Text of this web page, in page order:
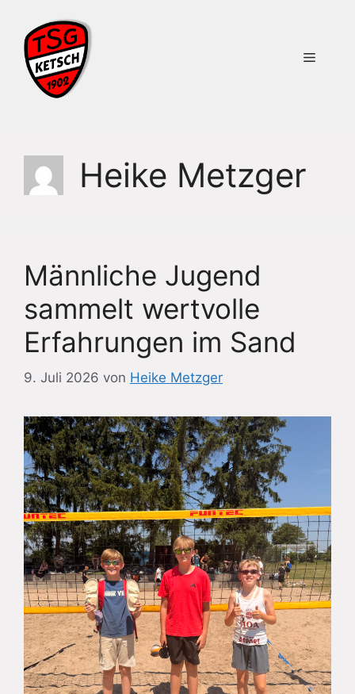
Inhalt
springen
Menü
Heike Metzger
Männliche Jugend
sammelt wertvolle
Erfahrungen im Sand
9. Juli 2026 von Heike Metzger